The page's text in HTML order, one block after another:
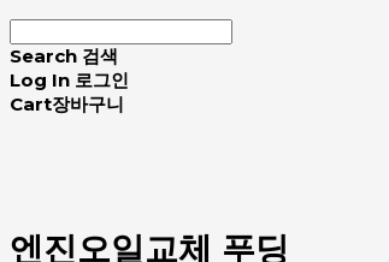
Search 검색
Log In 로그인
Cart장바구니
엔진오일교체 푸딩